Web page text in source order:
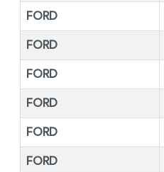
FORD
FORD
FORD
FORD
FORD
FORD